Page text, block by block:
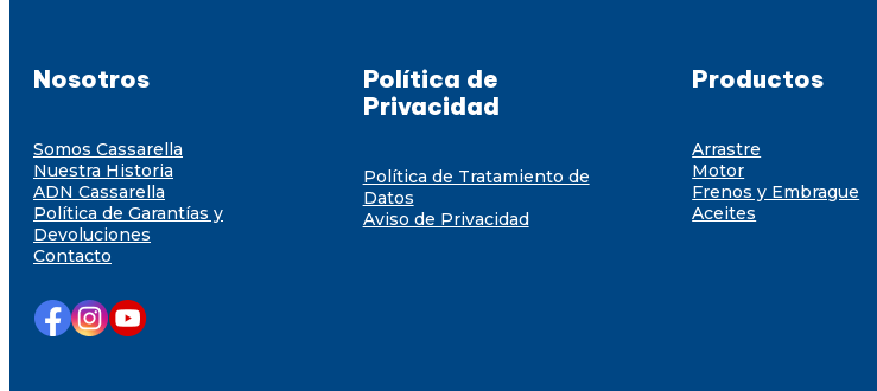
Nosotros
Somos Cassarella
Nuestra Historia
ADN Cassarella
Política de Garantías y
Devoluciones
Contacto
Política de
Privacidad
Política de Tratamiento de
Datos
Aviso de Privacidad
Productos
Arrastre
Motor
Frenos y Embrague
Aceites